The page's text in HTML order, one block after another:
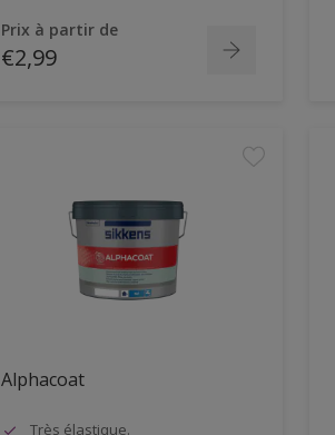
Prix à partir de
€2,99
Alphacoat
Très élastique.